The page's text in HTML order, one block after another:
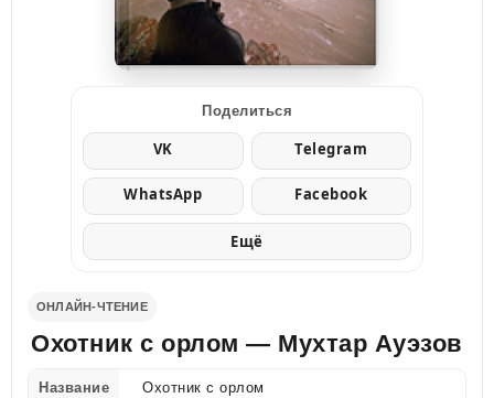
Поделиться
VK Telegram
WhatsApp Facebook
Ещё
ОНЛАЙН-ЧТЕНИЕ
Охотник с орлом — Мухтар Ауэзов
Название Охотник с орлом